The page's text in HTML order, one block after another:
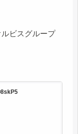
ビスグループ